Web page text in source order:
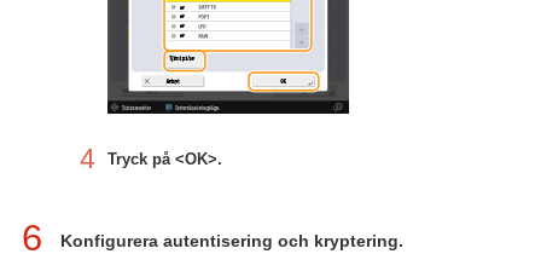
4 Tryck på <OK>.
6 Konfigurera autentisering och kryptering.